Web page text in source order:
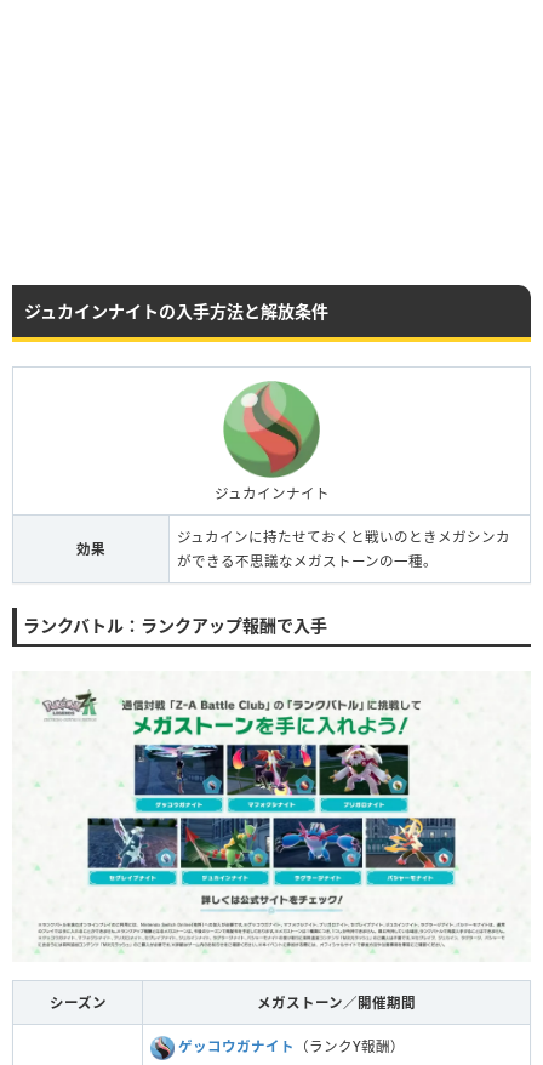
ジュカインナイトの入手方法と解放条件
ジュカインナイト
効果
ジュカインに持たせておくと戦いのときメガシンカ
ができる不思議なメガストーンの一種。
ランクバトル：ランクアップ報酬で入手
シーズン メガストーン／開催期間
ゲッコウガナイト
（ランクY報酬）